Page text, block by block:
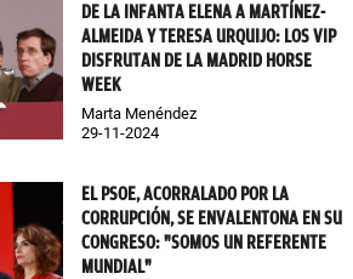
DE LA INFANTA ELENA A MARTÍNEZ-
ALMEIDA Y TERESA URQUIJO: LOS VIP
DISFRUTAN DE LA MADRID HORSE
WEEK
Marta Menéndez
29-11-2024
EL PSOE, ACORRALADO POR LA
CORRUPCIÓN, SE ENVALENTONA EN SU
CONGRESO: "SOMOS UN REFERENTE
MUNDIAL"